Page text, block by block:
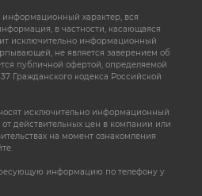
характер, вся
в частности, касающаяся
исключительно информационный
не является заверением об
публичной офертой, определяемой
Гражданского кодекса Российской
исключительно информационный
от действительных цен в компании или
на момент ознакомления
информацию по телефону у